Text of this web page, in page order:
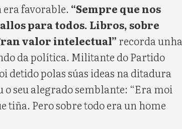
era favorable. “Sempre que nos
para todos. Libros, sobre
valor intelectual” recorda unha
da política. Militante do Partido
detido polas súas ideas na ditadura
seu alegrado semblante: “Era moi
tiña. Pero sobre todo era un home